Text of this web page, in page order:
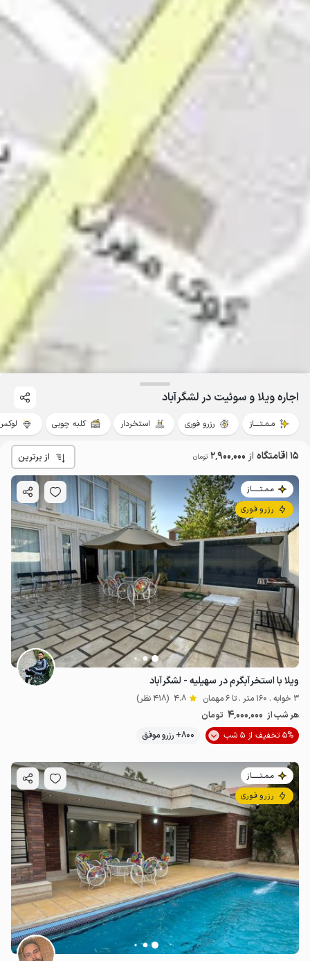
اجاره ویلا و سوئیت در لشگرآباد
مـمـتــــاز رزرو فوری استخردار کلبه چوبی
15 اقامتگاه از 2٬900٬000 تومان از برترین
مـمـتــــــاز
رزرو فوری
ویلا با استخرآبگرم در سهیلیه - لشگرآباد
3 خوابه . 160 متر . تا 6 مهمان 4.8 (418 نظر)
هر شب از 4٬000٬000 تومان
5% تخفیف از 5 شب
800+ رزرو موفق
مـمـتــــــاز
رزرو فوری